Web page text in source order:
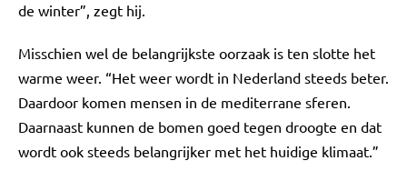
de winter”, zegt hij.
Misschien wel de belangrijkste oorzaak is ten slotte het
warme weer. “Het weer wordt in Nederland steeds beter.
Daardoor komen mensen in de mediterrane sferen.
Daarnaast kunnen de bomen goed tegen droogte en dat
wordt ook steeds belangrijker met het huidige klimaat.”